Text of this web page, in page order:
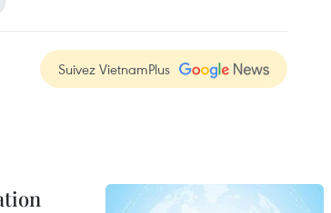
Suivez VietnamPlus